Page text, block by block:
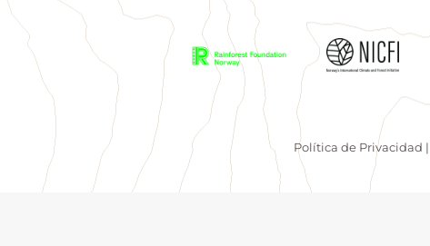
Política de Privacidad |